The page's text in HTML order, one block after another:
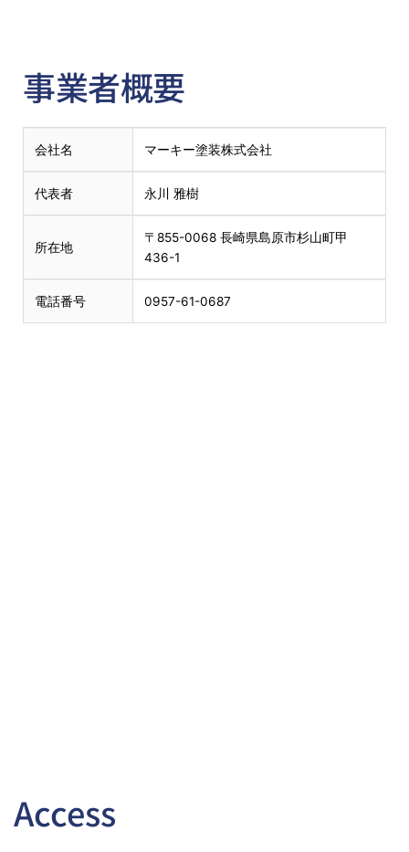
事業者概要
会社名 マーキー塗装株式会社
代表者 永川 雅樹
所在地
〒855-0068 長崎県島原市杉山町甲
436-1
電話番号 0957-61-0687
Access